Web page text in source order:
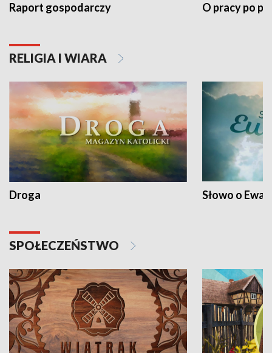
Raport gospodarczy O pracy po
RELIGIA I WIARA
Droga Słowo o
SPOŁECZEŃSTWO